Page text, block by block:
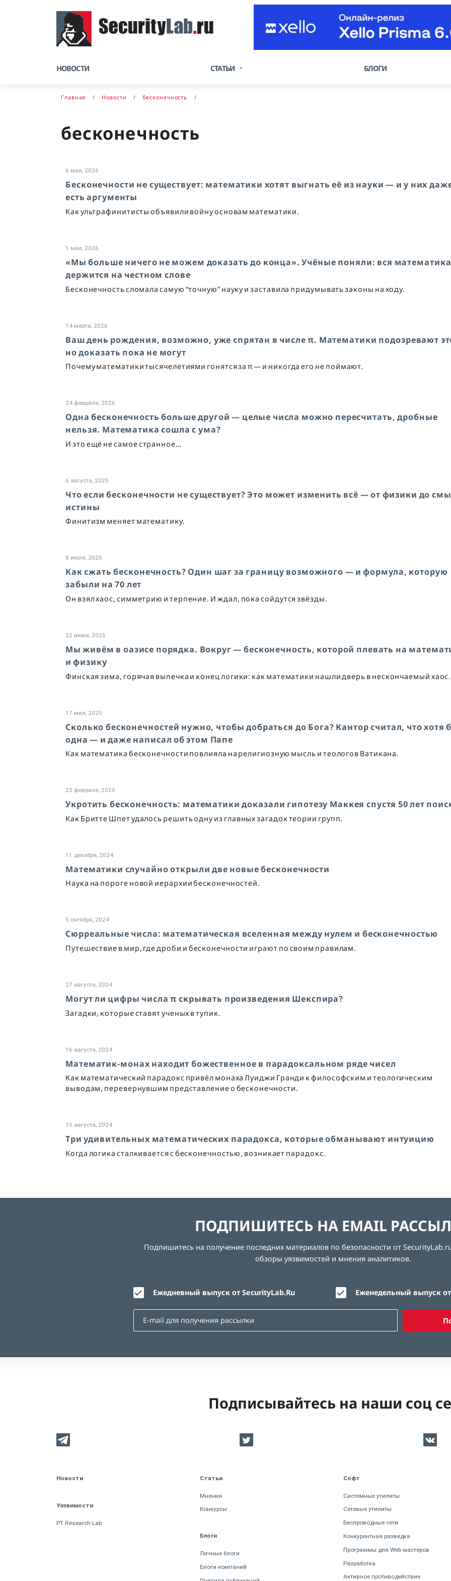
НОВОСТИ СТАТЬИ БЛОГИ
Главная Новости бесконечность
бесконечность
6 мая, 2026
Бесконечности не существует: математики хотят выгнать её из науки — и у них
есть аргументы
Как ультрафинитисты объявили войну основам математики.
1 мая, 2026
«Мы больше ничего не можем доказать до конца». Учёные поняли: вся математика
держится на честном слове
Бесконечность сломала самую “точную” науку и заставила придумывать законы на ходу.
14 марта, 2026
Ваш день рождения, возможно, уже спрятан в числе π. Математики подозревают
но доказать пока не могут
Почему математики тысячелетиями гонятся за π — и никогда его не поймают.
24 февраля, 2026
Одна бесконечность больше другой — целые числа можно пересчитать, дробные
нельзя. Математика сошла с ума?
И это ещё не самое странное…
6 августа, 2025
Что если бесконечности не существует? Это может изменить всё — от физики до
истины
Финитизм меняет математику.
8 июля, 2025
Как сжать бесконечность? Один шаг за границу возможного — и формула, которую
забыли на 70 лет
Он взял хаос, симметрию и терпение. И ждал, пока сойдутся звёзды.
22 июня, 2025
Мы живём в оазисе порядка. Вокруг — бесконечность, которой плевать на
и физику
Финская зима, горячая выпечка и конец логики: как математики нашли дверь в нескончаемый хаос.
17 мая, 2025
Сколько бесконечностей нужно, чтобы добраться до Бога? Кантор считал, что хотя
одна — и даже написал об этом Папе
Как математика бесконечности повлияла на религиозную мысль и теологов Ватикана.
22 февраля, 2025
Укротить бесконечность: математики доказали гипотезу Маккея спустя 50 лет
Как Бритте Шпет удалось решить одну из главных загадок теории групп.
11 декабря, 2024
Математики случайно открыли две новые бесконечности
Наука на пороге новой иерархии бесконечностей.
5 октября, 2024
Сюрреальные числа: математическая вселенная между нулем и бесконечностью
Путешествие в мир, где дроби и бесконечности играют по своим правилам.
27 августа, 2024
Могут ли цифры числа π скрывать произведения Шекспира?
Загадки, которые ставят ученых в тупик.
16 августа, 2024
Математик-монах находит божественное в парадоксальном ряде чисел
Как математический парадокс привёл монаха Луиджи Гранди к философским и теологическим
выводам, перевернувшим представление о бесконечности.
15 августа, 2024
Три удивительных математических парадокса, которые обманывают интуицию
Когда логика сталкивается с бесконечностью, возникает парадокс.
ПОДПИШИТЕСЬ НА EMAIL
Подпишитесь на получение последних материалов по безопасности от
обзоры уязвимостей и мнения аналитиков.
Ежедневный выпуск от SecurityLab.Ru Еженедельный выпуск
Подписывайтесь на наши соц
Новости
Уязвимости
PT Research Lab
Статьи
Мнения
Конкурсы
Блоги
Личные блоги
Блоги компаний
Софт
Системные утилиты
Сетевые утилиты
Беспроводные сети
Конкурентная разведка
Программы для Web мастеров
Разработка
Активное противодействие